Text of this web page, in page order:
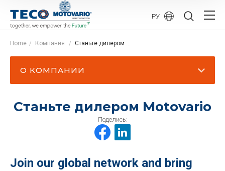
PУ
Home Компания Станьте дилером Motovario
О КОМПАНИИ
Станьте дилером Motovario
Поделись:
Join our global network and bring